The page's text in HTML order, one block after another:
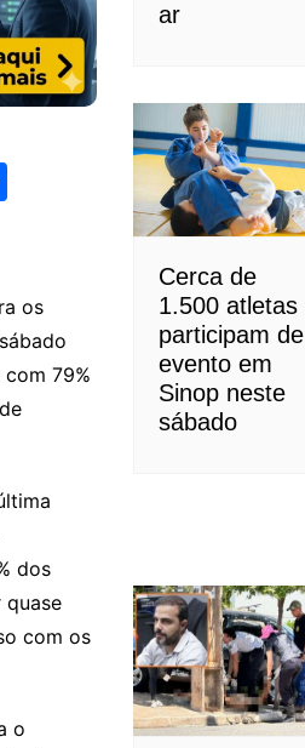
eos
79%
dos
com os
o
ar
Cerca de
1.500 atletas
participam de
evento em
Sinop neste
sábado